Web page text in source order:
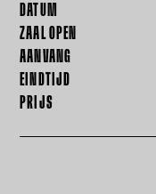
DATUM
ZAAL OPEN
AANVANG
EINDTIJD
PRIJS